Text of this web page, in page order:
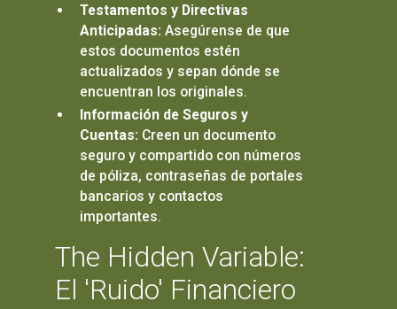
Testamentos y Directivas
Anticipadas: Asegúrense de que
estos documentos estén
actualizados y sepan dónde se
encuentran los originales.
Información de Seguros y
Cuentas: Creen un documento
seguro y compartido con números
de póliza, contraseñas de portales
bancarios y contactos
importantes.
The Hidden Variable:
El 'Ruido' Financiero